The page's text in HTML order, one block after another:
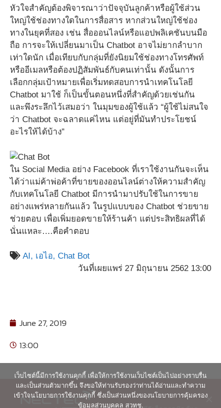
หัวใจสำคัญต้องพิจารณาว่าปัจจุบันลูกค้าหรือผู้ใช้ส่วน
ใหญ่ใช้ช่องทางใดในการสื่อสาร หากส่วนใหญ่ใช้ช่อง
ทางในยุคที่สอง เช่น สื่อออนไลน์หรือแอปพลิเคชันบนมือ
ถือ การจะให้เปลี่ยนมาเป็น Chatbot อาจไม่ยากลำบาก
เท่าใดนัก เมื่อเทียบกับกลุ่มที่ยังนิยมใช้ช่องทางโทรศัพท์
หรืออีเมลหรือต้องปฏิสัมพันธ์กับคนเท่านั้น ดังนั้นการ
เลือกกลุ่มเป้าหมายเพื่อเริ่มทดสอบการนำเทคโนโลยี
Chatbot มาใช้ ก็เป็นขั้นตอนหนึ่งที่สำคัญด้วยเช่นกัน
และพึงระลึกไว้เสมอว่า ในมุมของผู้ใช้แล้ว “ผู้ใช้ไม่สนใจ
ว่า Chatbot จะฉลาดแค่ไหน แต่อยู่ที่มันทำประโยชน์
อะไรให้ได้บ้าง”
ใน Social Media อย่าง Facebook ที่เราใช้งานกันจะเห็น
ได้ว่าแม่ค้าพ่อค้าที่ขายของออนไลน์ต่างให้ความสำคัญ
กับเทคโนโลยี Chatbot มีการนำมาปรับใช้ในการขาย
อย่างแพร่หลายกันแล้ว ในรูปแบบของ Chatbot ช่วยขาย
ช่วยตอบ เพื่อเพิ่มยอดขายให้ร้านค้า แต่ประสิทธิผลที่ได้
นั่นแหละ….คือคำตอบ
AI, เอไอ, Chat Bot
วันที่เผยแพร่ 27 มิถุนายน 2562 13:00
June 27, 2019
13:00
เว็บไซต์นี้มีการใช้งานคุกกี้ เพื่อให้การใช้งานเว็บไซต์เป็นไปอย่างราบรื่น
และเป็นส่วนตัวมากขึ้น จึงขอให้ท่านรับรองว่าท่านได้อ่านและทำความ
เข้าใจนโยบายการใช้งานคุกกี้ ซึ่งเป็นส่วนหนึ่งของนโยบายการคุ้มครอง
ข้อมูลส่วนบุคคล สวทช.